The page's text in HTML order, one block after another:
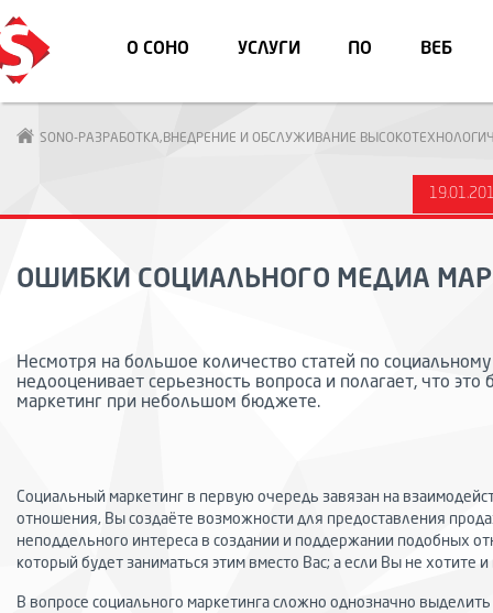
О СОНО УСЛУГИ ПО ВЕБ
SONO-РАЗРАБОТКА,ВНЕДРЕНИЕ И ОБСЛУЖИВАНИЕ
ОШИБКИ СОЦИАЛЬНОГО МЕДИА
Несмотря на большое количество статей по
недооценивает серьезность вопроса и полагает, что
маркетинг при небольшом бюджете.
Социальный маркетинг в первую очередь завязан на
отношения, Вы создаёте возможности для предоставления
неподдельного интереса в создании и поддержании подобных
который будет заниматься этим вместо Вас; а если Вы не хотите
В вопросе социального маркетинга сложно однозначно